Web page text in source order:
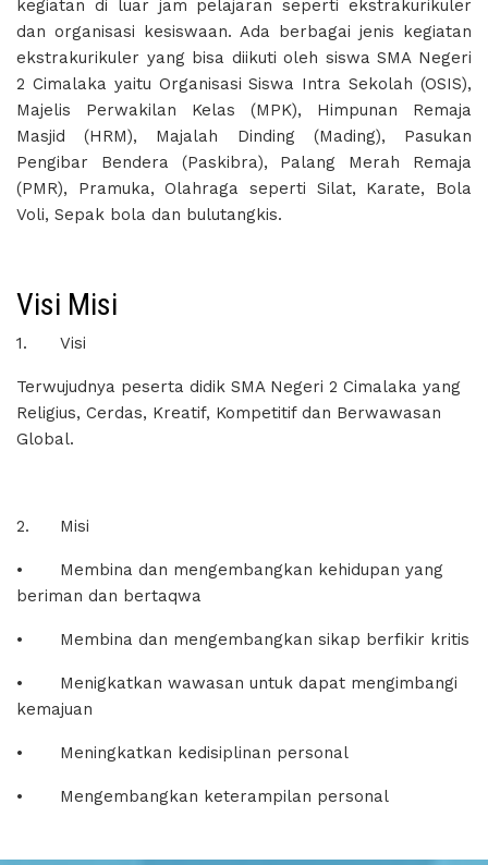
kegiatan di luar jam pelajaran seperti ekstrakurikuler
dan organisasi kesiswaan. Ada berbagai jenis kegiatan
ekstrakurikuler yang bisa diikuti oleh siswa SMA Negeri
2 Cimalaka yaitu Organisasi Siswa Intra Sekolah (OSIS),
Majelis Perwakilan Kelas (MPK), Himpunan Remaja
Masjid (HRM), Majalah Dinding (Mading), Pasukan
Pengibar Bendera (Paskibra), Palang Merah Remaja
(PMR), Pramuka, Olahraga seperti Silat, Karate, Bola
Voli, Sepak bola dan bulutangkis.
Visi Misi
1. Visi
Terwujudnya peserta didik SMA Negeri 2 Cimalaka yang
Religius, Cerdas, Kreatif, Kompetitif dan Berwawasan
Global.
2. Misi
•
Membina dan mengembangkan kehidupan yang
beriman dan bertaqwa
• Membina dan mengembangkan sikap berfikir kritis
•
Menigkatkan wawasan untuk dapat mengimbangi
kemajuan
• Meningkatkan kedisiplinan personal
• Mengembangkan keterampilan personal